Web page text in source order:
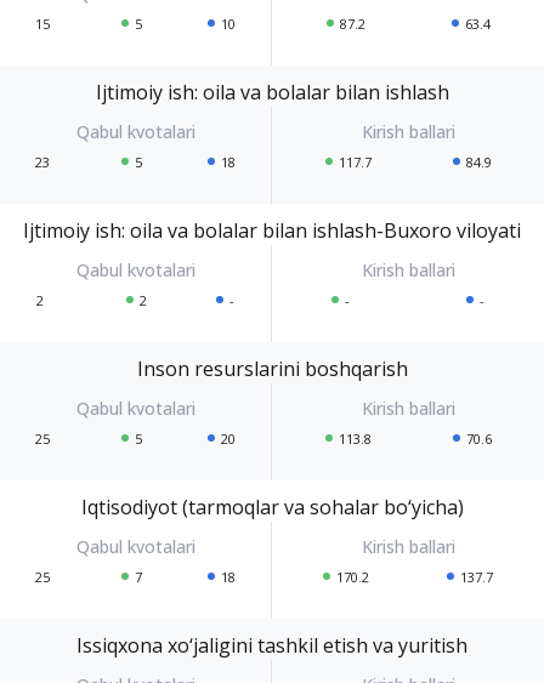
15 5 10 87.2 63.4
Ijtimoiy ish: oila va bolalar bilan ishlash
23 5 18 117.7 84.9
Ijtimoiy ish: oila va bolalar bilan ishlash-Buxoro viloyati
2 2 - - -
Inson resurslarini boshqarish
25 5 20 113.8 70.6
Iqtisodiyot (tarmoqlar va sohalar bo‘yicha)
25 7 18 170.2 137.7
Issiqxona xo‘jaligini tashkil etish va yuritish